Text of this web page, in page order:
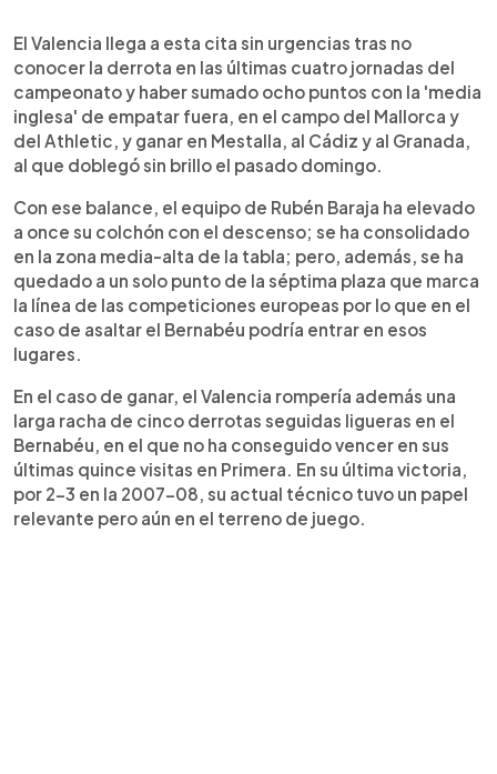
El Valencia llega a esta cita sin urgencias tras no
conocer la derrota en las últimas cuatro jornadas del
campeonato y haber sumado ocho puntos con la 'media
inglesa' de empatar fuera, en el campo del Mallorca y
del Athletic, y ganar en Mestalla, al Cádiz y al Granada,
al que doblegó sin brillo el pasado domingo.
Con ese balance, el equipo de Rubén Baraja ha elevado
a once su colchón con el descenso; se ha consolidado
en la zona media-alta de la tabla; pero, además, se ha
quedado a un solo punto de la séptima plaza que marca
la línea de las competiciones europeas por lo que en el
caso de asaltar el Bernabéu podría entrar en esos
lugares.
En el caso de ganar, el Valencia rompería además una
larga racha de cinco derrotas seguidas ligueras en el
Bernabéu, en el que no ha conseguido vencer en sus
últimas quince visitas en Primera. En su última victoria,
por 2-3 en la 2007-08, su actual técnico tuvo un papel
relevante pero aún en el terreno de juego.